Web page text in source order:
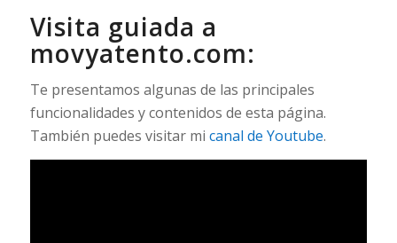
Visita guiada a
movyatento.com:
Te presentamos algunas de las principales
funcionalidades y contenidos de esta página.
También puedes visitar mi canal de Youtube.